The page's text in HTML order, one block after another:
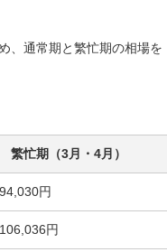
、通常期と繁忙期の相場を
繁忙期（3月・4月）
円
円